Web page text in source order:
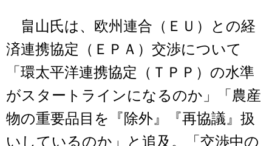
畠山氏は、欧州連合（ＥＵ）との経
済連携協定（ＥＰＡ）交渉について
「環太平洋連携協定（ＴＰＰ）の水準
がスタートラインになるのか」「農産
物の重要品目を『除外』『再協議』扱
いしているのか」と追及。「交渉中の